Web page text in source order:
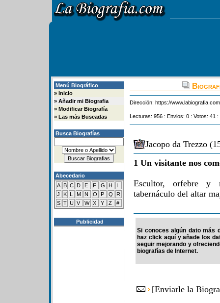
Menú Biográfico
» Inicio
» Añadir mi Biografia
» Modificar Biografía
» Las más Buscadas
Busca Biografías
Abecedario
A B C D E F G H
I
J
K L M N O P Q
R
S T U V W X Y Z #
Publicidad
Dirección: https://
Lecturas: 956 : Envios: 0 : Votos: 41
Jacopo da Trezzo
1 Un visitante nos
Escultor, orfebre y
tabernáculo del altar
Si conoces algún dato más
haz click aquí y añade los
seguir mejorando y
biografías de Internet.
[Enviarle la